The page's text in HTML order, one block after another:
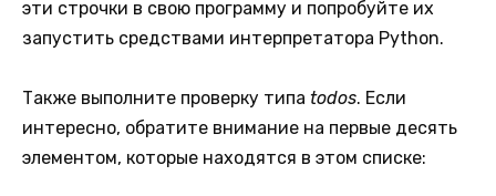
эти строчки в свою программу и попробуйте их
запустить средствами интерпретатора Python.
Также выполните проверку типа todos. Если
интересно, обратите внимание на первые десять
элементом, которые находятся в этом списке: